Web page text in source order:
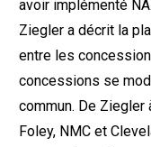
avoir implémenté
Ziegler a décrit la
entre les
concessions se
commun. De Ziegler
Foley, NMC et